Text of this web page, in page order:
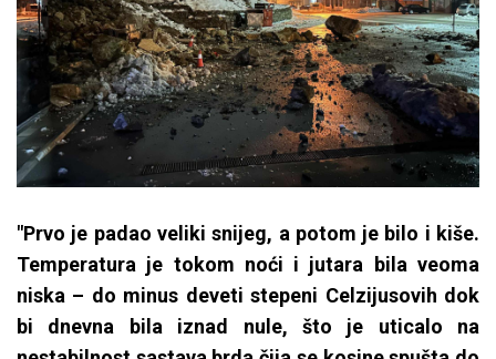
"Prvo je padao veliki snijeg, a potom je bilo i kiše.
Temperatura je tokom noći i jutara bila veoma
niska – do minus deveti stepeni Celzijusovih dok
bi dnevna bila iznad nule, što je uticalo na